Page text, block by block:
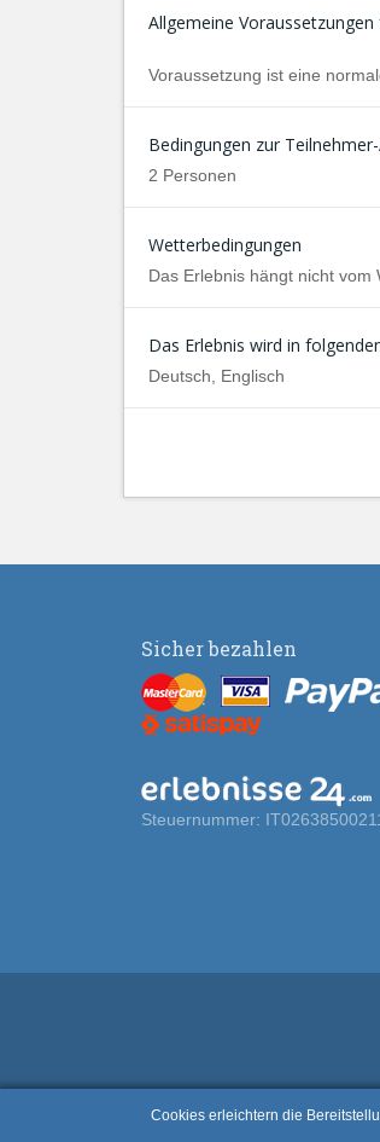
Allgemeine
Voraussetzung ist eine
Bedingungen zur
2 Personen
Wetterbedingungen
Das Erlebnis hängt nicht vom
Das Erlebnis wird in
Deutsch, Englisch
Sicher bezahlen
Steuernummer:
Cookies erleichtern die